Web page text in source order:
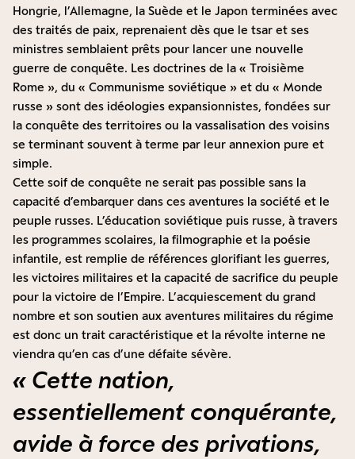
Hongrie, l’Allemagne, la Suède et le Japon terminées avec
des traités de paix, reprenaient dès que le tsar et ses
ministres semblaient prêts pour lancer une nouvelle
guerre de conquête. Les doctrines de la « Troisième
Rome », du « Communisme soviétique » et du « Monde
russe » sont des idéologies expansionnistes, fondées sur
la conquête des territoires ou la vassalisation des voisins
se terminant souvent à terme par leur annexion pure et
simple.
Cette soif de conquête ne serait pas possible sans la
capacité d’embarquer dans ces aventures la société et le
peuple russes. L’éducation soviétique puis russe, à travers
les programmes scolaires, la filmographie et la poésie
infantile, est remplie de références glorifiant les guerres,
les victoires militaires et la capacité de sacrifice du peuple
pour la victoire de l’Empire. L’acquiescement du grand
nombre et son soutien aux aventures militaires du régime
est donc un trait caractéristique et la révolte interne ne
viendra qu’en cas d’une défaite sévère.
« Cette nation,
essentiellement conquérante,
avide à force des privations,